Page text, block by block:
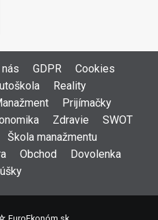
nás GDPR
Cookies
Reality
Prijímačky
Zdravie
SWOT
Škola manažmentu
Obchod
Dovolenka